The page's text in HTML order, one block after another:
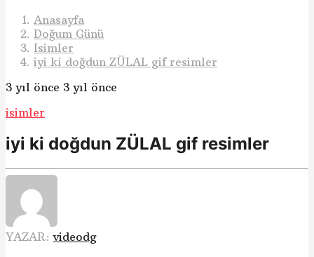
Anasayfa
Doğum Günü
Isimler
iyi ki doğdun ZÜLAL gif resimler
3 yıl önce 3 yıl önce
isimler
iyi ki doğdun ZÜLAL gif resimler
YAZAR: videodg